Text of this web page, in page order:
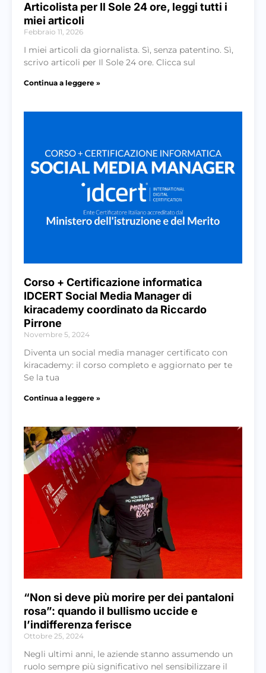
Articolista per Il Sole 24 ore, leggi tutti i
miei articoli
Febbraio 11, 2026
I miei articoli da giornalista. Sì, senza patentino. Sì,
scrivo articoli per Il Sole 24 ore. Clicca sul
Continua a leggere »
Corso + Certificazione informatica
IDCERT Social Media Manager di
kiracademy coordinato da Riccardo
Pirrone
Novembre 5, 2024
Diventa un social media manager certificato con
kiracademy: il corso completo e aggiornato per te
Se la tua
Continua a leggere »
“Non si deve più morire per dei pantaloni
rosa”: quando il bullismo uccide e
l’indifferenza ferisce
Ottobre 25, 2024
Negli ultimi anni, le aziende stanno assumendo un
ruolo sempre più significativo nel sensibilizzare il